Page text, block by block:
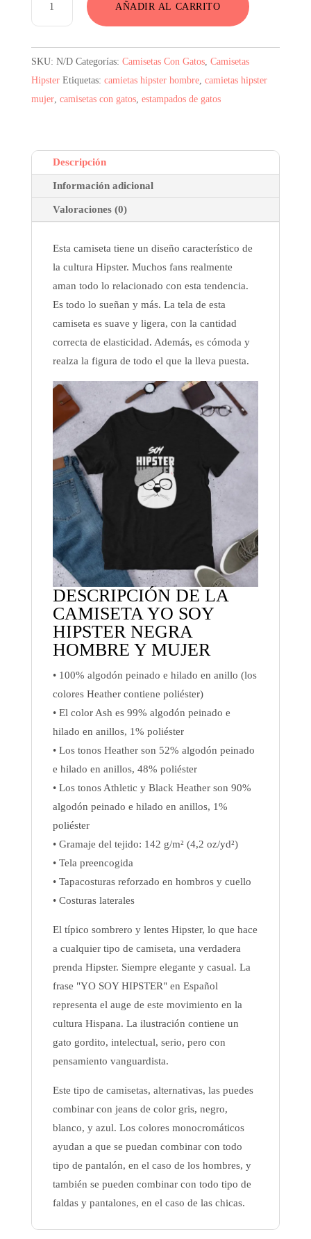
Hipster
Hombre
AÑADIR AL CARRITO
SKU: N/D Categorías: Camisetas Con Gatos, Camisetas
Hipster Etiquetas: camietas hipster hombre, camietas hipster
mujer, camisetas con gatos, estampados de gatos
Descripción
Información adicional
Valoraciones (0)
Esta camiseta tiene un diseño característico de
la cultura Hipster. Muchos fans realmente
aman todo lo relacionado con esta tendencia.
Es todo lo sueñan y más. La tela de esta
camiseta es suave y ligera, con la cantidad
correcta de elasticidad. Además, es cómoda y
realza la figura de todo el que la lleva puesta.
DESCRIPCIÓN DE LA
CAMISETA YO SOY
HIPSTER NEGRA
HOMBRE Y MUJER
• 100% algodón peinado e hilado en anillo (los
colores Heather contiene poliéster)
• El color Ash es 99% algodón peinado e
hilado en anillos, 1% poliéster
• Los tonos Heather son 52% algodón peinado
e hilado en anillos, 48% poliéster
• Los tonos Athletic y Black Heather son 90%
algodón peinado e hilado en anillos, 1%
poliéster
• Gramaje del tejido: 142 g/m² (4,2 oz/yd²)
• Tela preencogida
• Tapacosturas reforzado en hombros y cuello
• Costuras laterales
El típico sombrero y lentes Hipster, lo que hace
a cualquier tipo de camiseta, una verdadera
prenda Hipster. Siempre elegante y casual. La
frase "YO SOY HIPSTER" en Español
representa el auge de este movimiento en la
cultura Hispana. La ilustración contiene un
gato gordito, intelectual, serio, pero con
pensamiento vanguardista.
Este tipo de camisetas, alternativas, las puedes
combinar con jeans de color gris, negro,
blanco, y azul. Los colores monocromáticos
ayudan a que se puedan combinar con todo
tipo de pantalón, en el caso de los hombres, y
también se pueden combinar con todo tipo de
faldas y pantalones, en el caso de las chicas.